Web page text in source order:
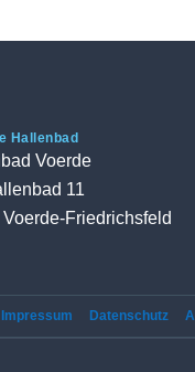
Hallenbad
Voerde
11
Friedrichsfeld
Impressum Datenschutz